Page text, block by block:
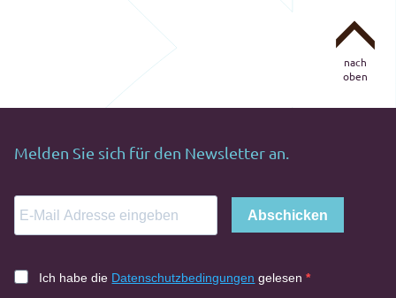
nach
oben
Melden Sie sich für den Newsletter an.
Abschicken
Ich habe die Datenschutzbedingungen gelesen